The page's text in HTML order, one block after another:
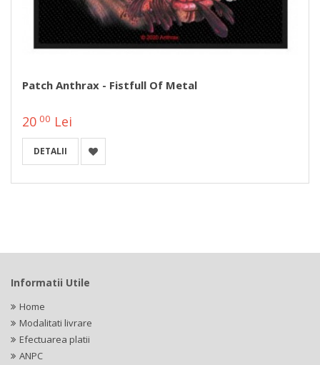
Patch Anthrax - Fistfull Of Metal
20 00 Lei
DETALII
Informatii Utile
Home
Modalitati livrare
Efectuarea platii
ANPC